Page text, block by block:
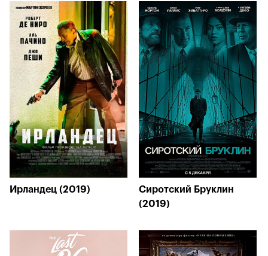
Ирландец (2019)
Сиротский Бруклин
(2019)